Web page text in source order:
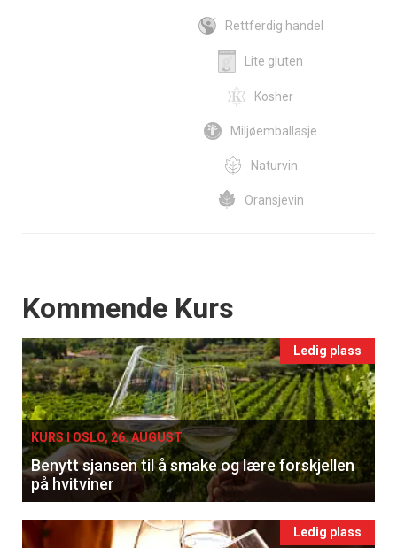
Rettferdig handel
Lite gluten
Kosher
Miljøemballasje
Naturvin
Oransjevin
Events
Kommende Kurs
Ledig plass
KURS I OSLO, 26. AUGUST
Benytt sjansen til å smake og lære forskjellen
på hvitviner
Ledig plass